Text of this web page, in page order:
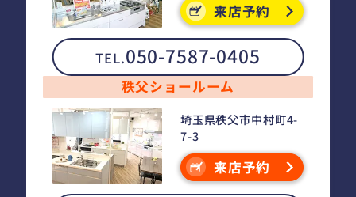
来店予約
TEL.050-7587-0405
秩父ショールーム
埼玉県秩父市中村町4-
7-3
来店予約